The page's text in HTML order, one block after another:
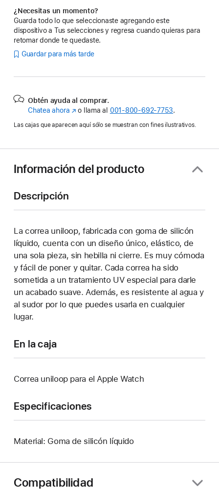
¿Necesitas un momento?
Guarda todo lo que seleccionaste agregando este
dispositivo a Tus selecciones y regresa cuando quieras para
retomar donde te quedaste.
Guardar para más tarde
Obtén ayuda al comprar.
Chatea ahora (se
en
nueva
o llama al 001‑800‑692‑7753.
Las cajas que aparecen aquí sólo se muestran con fines ilustrativos.
Información del producto
Descripción
La correa uniloop, fabricada con goma de silicón
líquido, cuenta con un diseño único, elástico, de
una sola pieza, sin hebilla ni cierre. Es muy cómoda
y fácil de poner y quitar. Cada correa ha sido
sometida a un tratamiento UV especial para darle
un acabado suave. Además, es resistente al agua y
al sudor por lo que puedes usarla en cualquier
lugar.
En la caja
Correa uniloop para el Apple Watch
Especificaciones
Material: Goma de silicón líquido
Compatibilidad